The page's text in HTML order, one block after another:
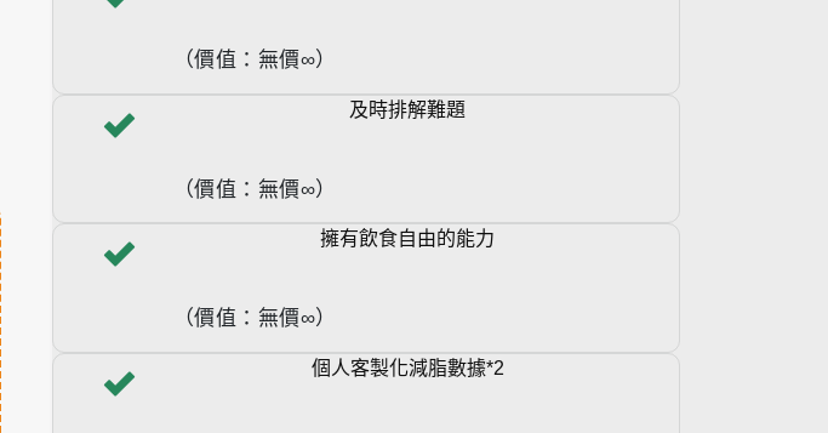
（價值：無價∞）
及時排解難題
（價值：無價∞）
擁有飲食自由的能力
（價值：無價∞）
個人客製化減脂數據*2